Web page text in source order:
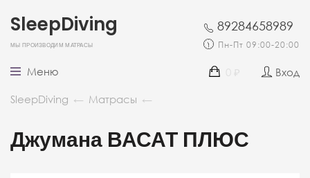
SleepDiving
Мы производим матрасы
89284658989
Пн-Пт 09:00-20:00
Меню
Вход
SleepDiving ← Матрасы ←
Джумана ВАСАТ ПЛЮС